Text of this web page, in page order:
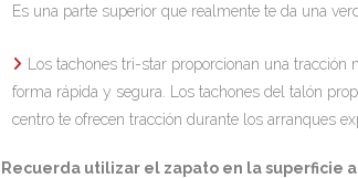
Es una parte superior que realmente te da una
Los tachones tri-star proporcionan una
forma rápida y segura. Los tachones del talón
centro te ofrecen tracción durante los arranques
Recuerda utilizar el zapato en la superficie